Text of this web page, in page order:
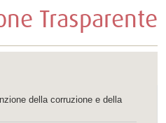
Trasparente
della corruzione e della